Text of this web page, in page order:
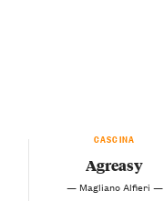
CASCINA
Agreasy
— Magliano Alfieri —